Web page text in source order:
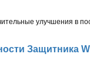
Защитника